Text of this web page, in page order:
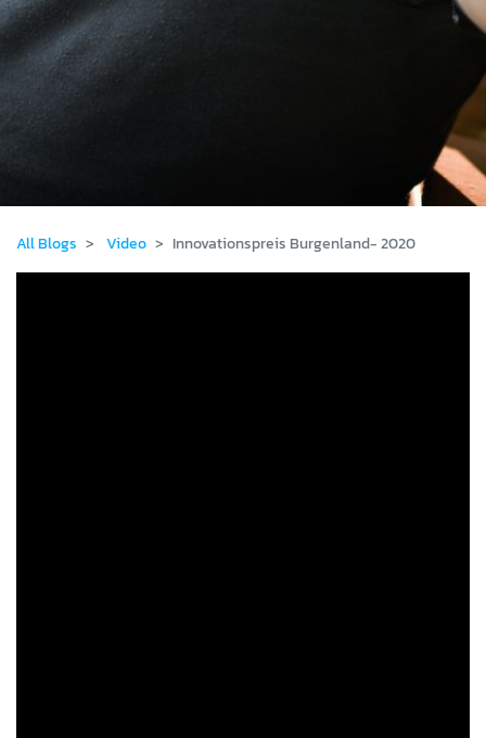
All Blogs Video Innovationspreis Burgenland- 2020